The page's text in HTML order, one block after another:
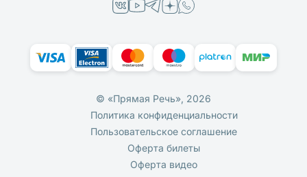
© «Прямая Речь», 2026
Политика конфиденциальности
Пользовательское соглашение
Оферта билеты
Оферта видео